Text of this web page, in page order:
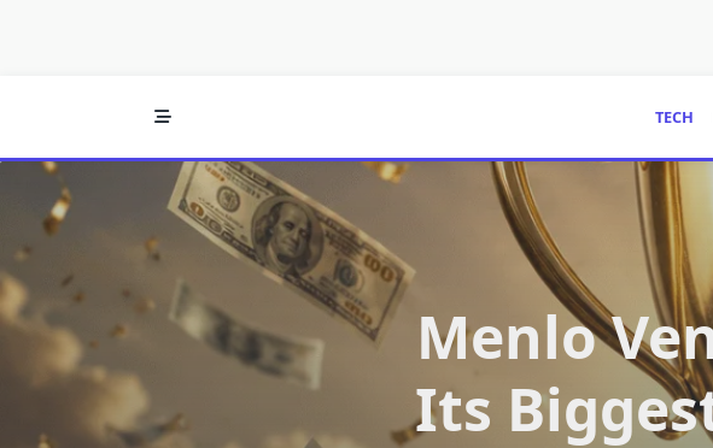
TECH
Menlo
Its